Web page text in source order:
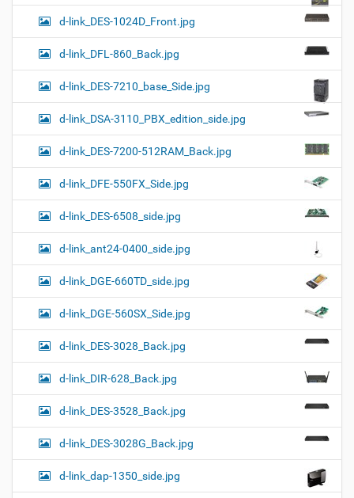
d-link_DES-1024D_Front.jpg
d-link_DFL-860_Back.jpg
d-link_DES-7210_base_Side.jpg
d-link_DSA-3110_PBX_edition_side.jpg
d-link_DES-7200-512RAM_Back.jpg
d-link_DFE-550FX_Side.jpg
d-link_DES-6508_side.jpg
d-link_ant24-0400_side.jpg
d-link_DGE-660TD_side.jpg
d-link_DGE-560SX_Side.jpg
d-link_DES-3028_Back.jpg
d-link_DIR-628_Back.jpg
d-link_DES-3528_Back.jpg
d-link_DES-3028G_Back.jpg
d-link_dap-1350_side.jpg